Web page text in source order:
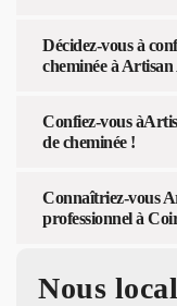
Décidez-vous à
cheminée à
Confiez-vous
de cheminée !
Connaîtriez-vous
professionnel à
Nous